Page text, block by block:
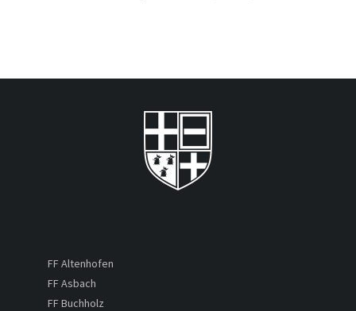
FF Altenhofen
FF Asbach
FF Buchholz